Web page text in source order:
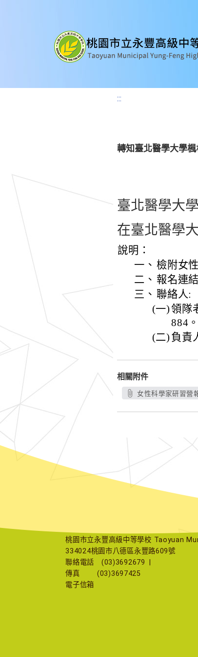
:::
轉知臺北醫學大學
臺北醫學大
在臺北醫學
說明：
一、 檢附女
二、 報名連
三、 聯絡人:
(一)領隊
884。
(二) 負責
相關附件
女性科學家研習營
桃園市立永豐高級中等學校 Taoyuan
334024桃園市八德區永豐路609號
聯絡電話
(03)3692679
傳真
(03)3697425
電子信箱